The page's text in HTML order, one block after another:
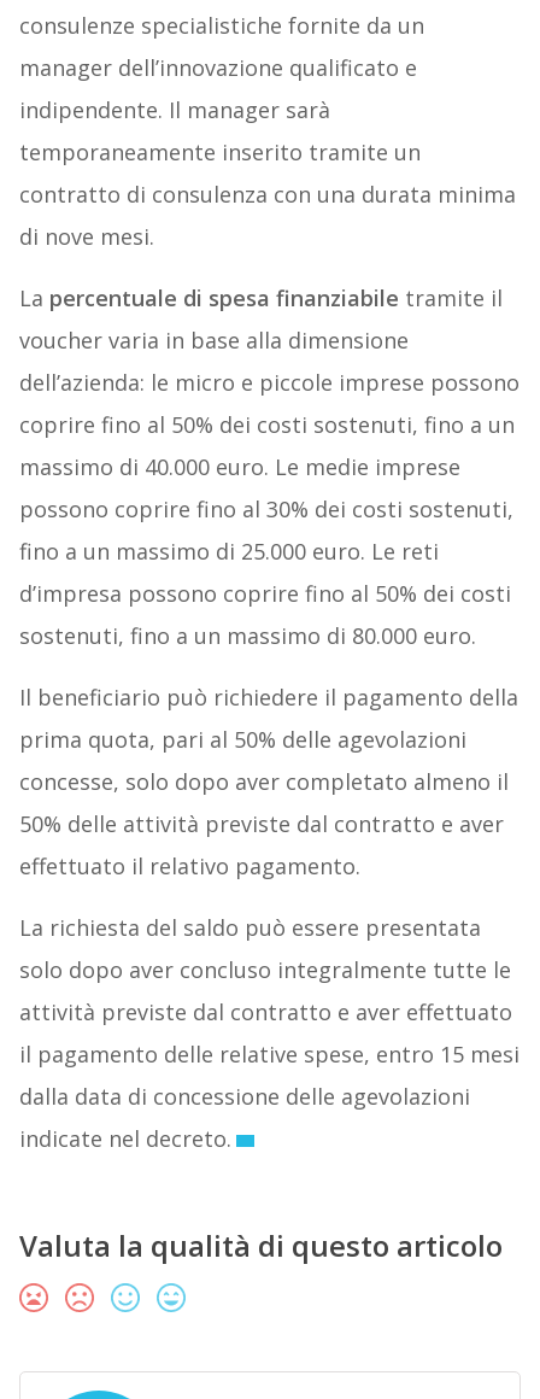
consulenze specialistiche fornite da un
manager dell’innovazione qualificato e
indipendente. Il manager sarà
temporaneamente inserito tramite un
contratto di consulenza con una durata minima
di nove mesi.
La percentuale di spesa finanziabile tramite il
voucher varia in base alla dimensione
dell’azienda: le micro e piccole imprese possono
coprire fino al 50% dei costi sostenuti, fino a un
massimo di 40.000 euro. Le medie imprese
possono coprire fino al 30% dei costi sostenuti,
fino a un massimo di 25.000 euro. Le reti
d’impresa possono coprire fino al 50% dei costi
sostenuti, fino a un massimo di 80.000 euro.
Il beneficiario può richiedere il pagamento della
prima quota, pari al 50% delle agevolazioni
concesse, solo dopo aver completato almeno il
50% delle attività previste dal contratto e aver
effettuato il relativo pagamento.
La richiesta del saldo può essere presentata
solo dopo aver concluso integralmente tutte le
attività previste dal contratto e aver effettuato
il pagamento delle relative spese, entro 15 mesi
dalla data di concessione delle agevolazioni
indicate nel decreto.
Valuta la qualità di questo articolo